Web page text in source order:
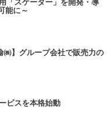
能に～
㈱】グループ会社で販売力の
ビスを本格始動